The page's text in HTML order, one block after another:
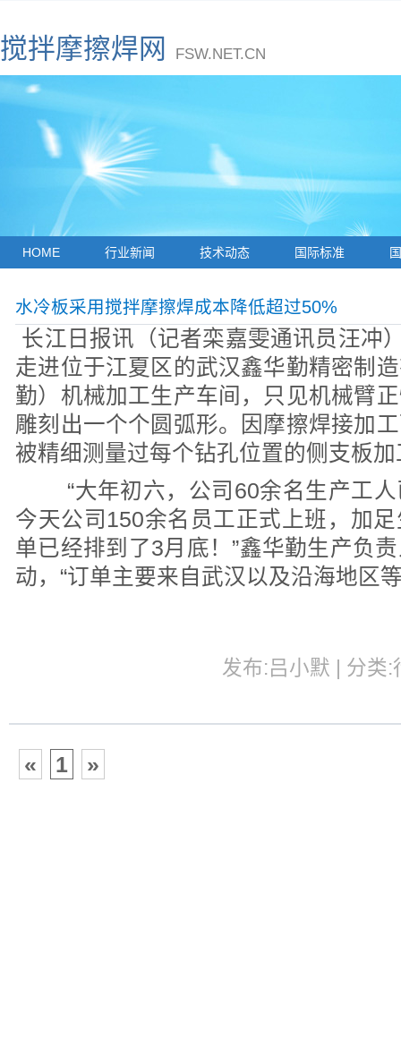
搅拌摩擦焊网 FSW.NET.CN
HOME 行业新闻 技术动态 国际标准
水冷板采用搅拌摩擦焊成本降低超过50%
长江日报讯（记者栾嘉雯通讯员汪冲
走进位于江夏区的武汉鑫华勤精密制
勤）机械加工生产车间，只见机械臂
雕刻出一个个圆弧形。因摩擦焊接加
被精细测量过每个钻孔位置的侧支板
“大年初六，公司60余名生产工
今天公司150余名员工正式上班，加
单已经排到了3月底！”鑫华勤生产负
动，“订单主要来自武汉以及沿海地区
发布:吕小默 | 分类
« 1 »